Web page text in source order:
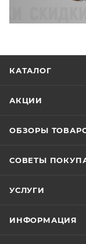
КАТАЛОГ
АКЦИИ
ОБЗОРЫ
СОВЕТЫ
УСЛУГИ
ИНФОРМАЦИЯ